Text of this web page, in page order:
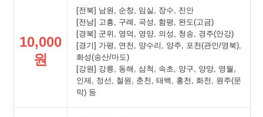
10,000
원
[전북] 남원, 순창, 임실, 장수, 진안
[전남] 고흥, 구례, 곡성, 함평, 완도(고금)
[경북] 군위, 영덕, 영양, 의성, 청송, 경주(안강)
[경기] 가평, 연천, 양수리, 양주, 포천(관인/영북),
화성(송산/마도)
[강원] 강릉, 동해, 삼척, 속초, 양구, 양양, 영월,
인제, 정선, 철원, 춘천, 태백, 홍천, 화천, 원주(문
막) 등